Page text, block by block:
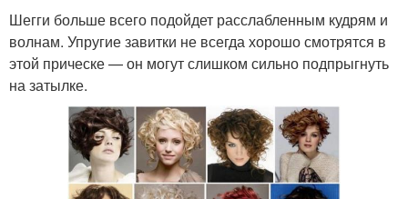
Шегги больше всего подойдет расслабленным кудрям и
волнам. Упругие завитки не всегда хорошо смотрятся в
этой прическе — он могут слишком сильно подпрыгнуть
на затылке.